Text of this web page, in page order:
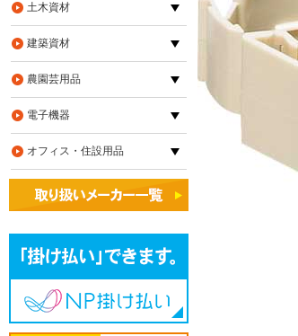
土木資材
建築資材
農園芸用品
電子機器
オフィス・住設用品